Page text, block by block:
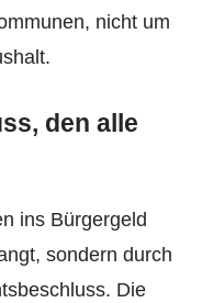
nicht um
den alle
ins Bürgergeld
sondern durch
Die